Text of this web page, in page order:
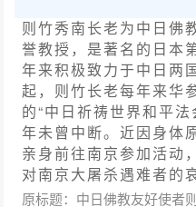
则竹秀南长老为中日佛
誉教授，是著名的日本
年来积极致力于中日两
起，则竹长老每年来华
的“中日祈祷世界和平
年未曾中断。近因身体
亲身前往南京参加活动
对南京大屠杀遇难者的
原标题：中日佛教友好使者